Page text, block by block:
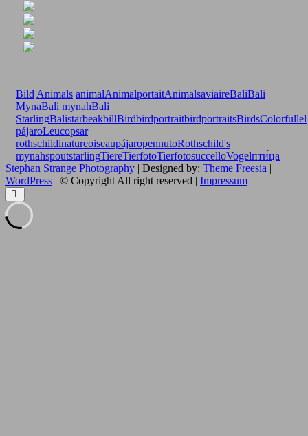
Bild Animals animalAnimalportaitAnimalsaviaireBaliBali
MynaBali mynahBali
StarlingBalistarbeakbillBirdbirdportraitbirdportraitsBirdsColorfullel
pájaroLeucopsar
rothschildinatureoiseaupájaropennutoRothschild's
mynahspoutstarlingTiereTierfotoTierfotosuccelloVogelпти́ца
Stephan Strange Photography | Designed by: Theme Freesia |
WordPress | © Copyright All right reserved | Impressum